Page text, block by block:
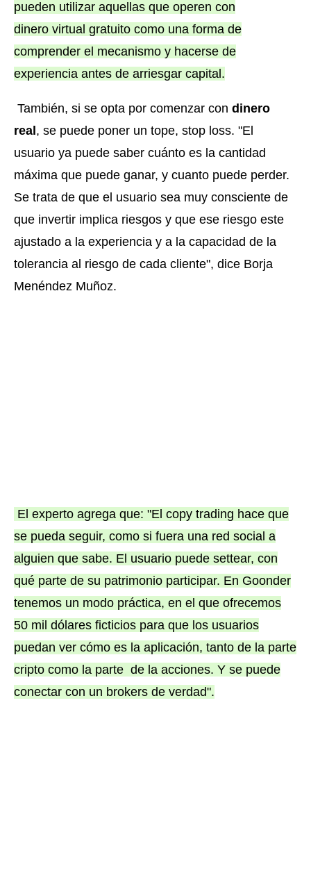
pueden utilizar aquellas que operen con
dinero virtual gratuito como una forma de
comprender el mecanismo y hacerse de
experiencia antes de arriesgar capital.
También, si se opta por comenzar con dinero
real , se puede poner un tope, stop loss. "El
usuario ya puede saber cuánto es la cantidad
máxima que puede ganar, y cuanto puede perder.
Se trata de que el usuario sea muy consciente de
que invertir implica riesgos y que ese riesgo este
ajustado a la experiencia y a la capacidad de la
tolerancia al riesgo de cada cliente", dice Borja
Menéndez Muñoz.
El experto agrega que: "El copy trading hace que
se pueda seguir, como si fuera una red social a
alguien que sabe. El usuario puede settear, con
qué parte de su patrimonio participar. En Goonder
tenemos un modo práctica, en el que ofrecemos
50 mil dólares ficticios para que los usuarios
puedan ver cómo es la aplicación, tanto de la parte
cripto como la parte de la acciones. Y se puede
conectar con un brokers de verdad".